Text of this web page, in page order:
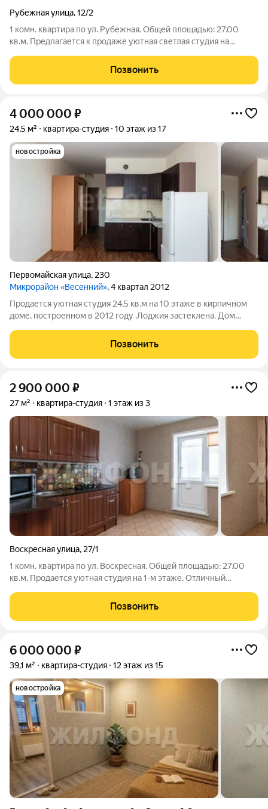
Рубежная улица,12/2
1 комн. квартира по ул. Рубежная. Общей площадью: 27.00
кв.м. Предлагается к продаже уютная светлая студия на
планировка - окна выходят на 2 стороны на зеленую зону во
дворе. Состояние квартиры
Позвонить
4 000 000 ₽
24,5 м² квартира-студия 10 этаж из 17
новостройка
Первомайская улица, 230
Микрорайон «Весенний», 4 квартал 2012
Продается уютная студия 24,5 кв.м на 10 этаже в кирпичном
доме, построенном в 2012 году .Лоджия застеклена. Дом
лифты. В самой квартире есть кондиционер, установлены
вытяжки в ванной и на кухне.
Позвонить
2 900 000 ₽
27 м² квартира-студия 1 этаж из 3
Воскресная улица, 27/1
1 комн. квартира по ул. Воскресная. Общей площадью: 27.00
кв.м. Продается уютная студия на 1-м этаже. Отличный
Система теплого пола (обеспечивает равномерный прогрев и
комфортную
Позвонить
6 000 000 ₽
39,1 м² квартира-студия 12 этаж из 15
новостройка